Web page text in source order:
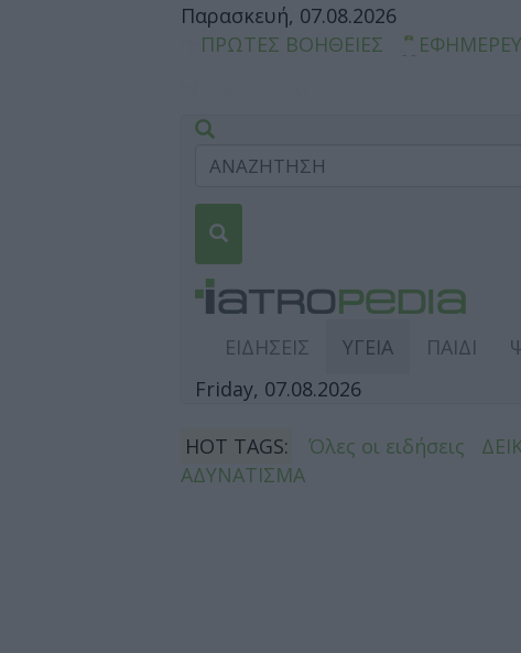
Παρασκευή, 07.08.2026
ΠΡΩΤΕΣ ΒΟΗΘΕΙΕΣ
ΕΙΔΗΣΕΙΣ ΥΓΕΙΑ ΠΑΙΔΙ
Friday, 07.08.2026
HOT TAGS: Όλες οι ειδήσεις
ΑΔΥΝΑΤΙΣΜΑ